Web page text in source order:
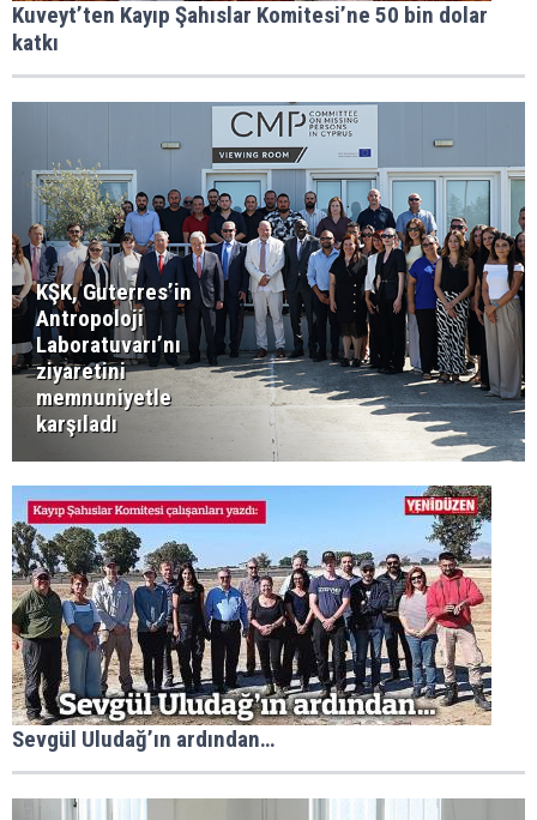
Kuveyt’ten Kayıp Şahıslar Komitesi’ne 50 bin dolar
katkı
KŞK, Guterres’in
Antropoloji
Laboratuvarı’nı
ziyaretini
memnuniyetle
karşıladı
Sevgül Uludağ’ın ardından…